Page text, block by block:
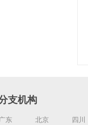
支机构
广东 北京 四川